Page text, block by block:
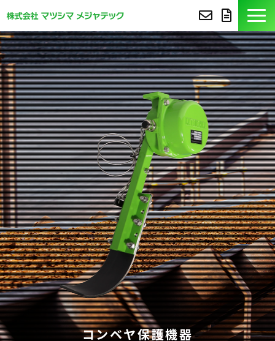
製品紹介
導入事例
豆知識
コア技術
セミナー
よくあるご質問
サポート
Language
コンベヤ保護機器